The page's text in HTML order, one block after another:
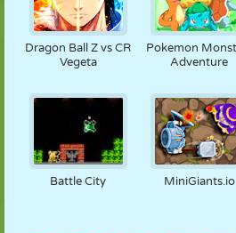
Dragon Ball Z vs CR
Vegeta
Pokemon
Adventure
Battle City MiniGiants.io